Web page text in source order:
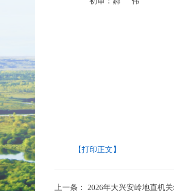
【打印正文】
上一条：
2026年大兴安岭地直机